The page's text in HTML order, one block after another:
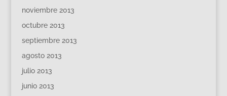
noviembre 2013
octubre 2013
septiembre 2013
agosto 2013
julio 2013
junio 2013